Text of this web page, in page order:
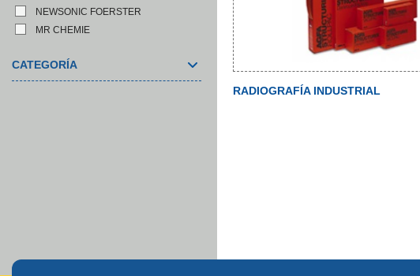
NEWSONIC FOERSTER
MR CHEMIE
CATEGORÍA
RADIOGRAFÍA INDUSTRIAL